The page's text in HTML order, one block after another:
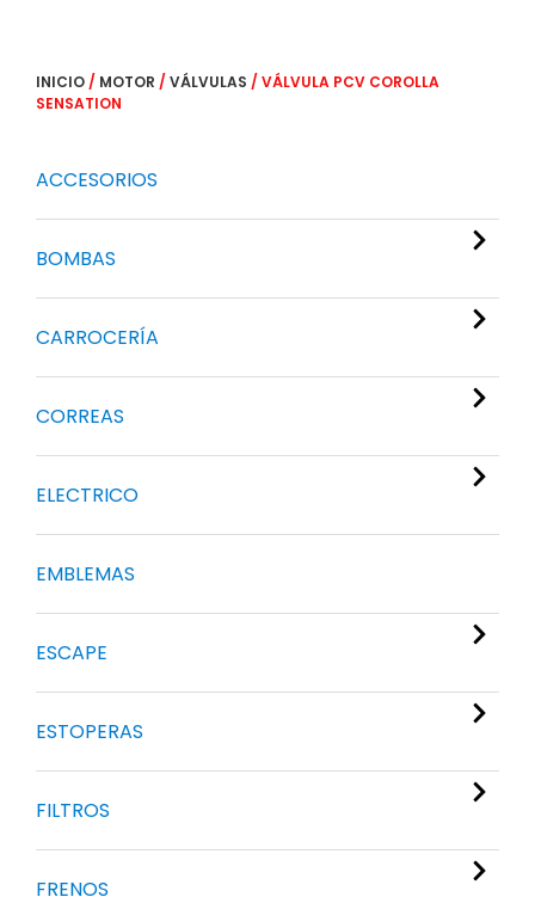
INICIO / MOTOR / VÁLVULAS / VÁLVULA PCV COROLLA
SENSATION
ACCESORIOS
BOMBAS
CARROCERÍA
CORREAS
ELECTRICO
EMBLEMAS
ESCAPE
ESTOPERAS
FILTROS
FRENOS